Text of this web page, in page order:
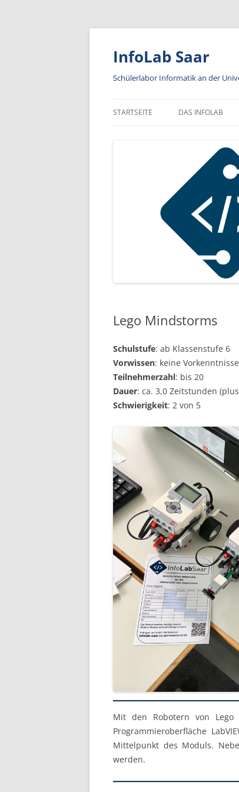
Zum
springen
InfoLab Saar
Schülerlabor Informatik an der
STARTSEITE DAS INFOLAB
Lego Mindstorms
Schulstufe: ab Klassenstufe 6
Vorwissen: keine
Teilnehmerzahl: bis 20
Dauer: ca. 3,0 Zeitstunden
Schwierigkeit: 2 von 5
Mit den Robotern von
Programmieroberfläche
Mittelpunkt des Moduls.
werden.